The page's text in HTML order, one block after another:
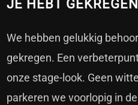
JE HEBT
We hebben gelukkig
gekregen. Een
onze stage-look. Geen
parkeren we voorlopig in